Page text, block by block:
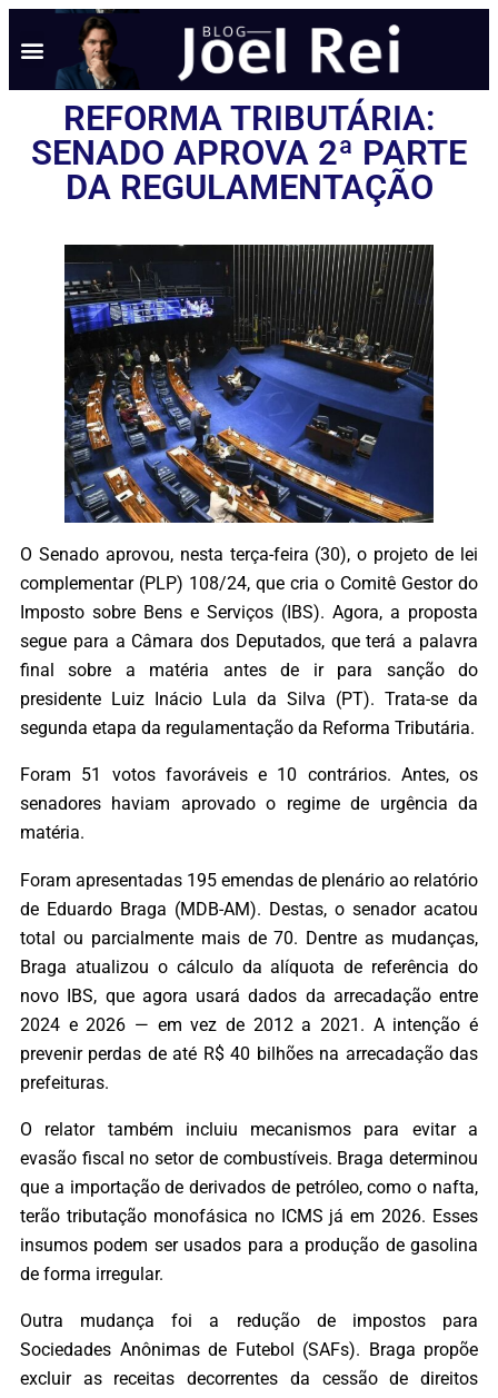
REFORMA TRIBUTÁRIA:
SENADO APROVA 2ª PARTE
DA REGULAMENTAÇÃO
O Senado aprovou, nesta terça-feira (30), o projeto de lei
complementar (PLP) 108/24, que cria o Comitê Gestor do
Imposto sobre Bens e Serviços (IBS). Agora, a proposta
segue para a Câmara dos Deputados, que terá a palavra
final sobre a matéria antes de ir para sanção do
presidente Luiz Inácio Lula da Silva (PT). Trata-se da
segunda etapa da regulamentação da Reforma Tributária.
Foram 51 votos favoráveis e 10 contrários. Antes, os
senadores haviam aprovado o regime de urgência da
matéria.
Foram apresentadas 195 emendas de plenário ao relatório
de Eduardo Braga (MDB-AM). Destas, o senador acatou
total ou parcialmente mais de 70. Dentre as mudanças,
Braga atualizou o cálculo da alíquota de referência do
novo IBS, que agora usará dados da arrecadação entre
2024 e 2026 — em vez de 2012 a 2021. A intenção é
prevenir perdas de até R$ 40 bilhões na arrecadação das
prefeituras.
O relator também incluiu mecanismos para evitar a
evasão fiscal no setor de combustíveis. Braga determinou
que a importação de derivados de petróleo, como o nafta,
terão tributação monofásica no ICMS já em 2026. Esses
insumos podem ser usados para a produção de gasolina
de forma irregular.
Outra mudança foi a redução de impostos para
Sociedades Anônimas de Futebol (SAFs). Braga propõe
excluir as receitas decorrentes da cessão de direitos